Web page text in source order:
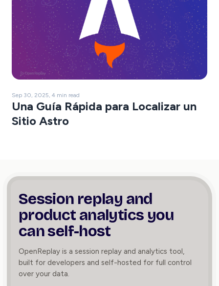
Sep 30, 2025, 4 min read
Una Guía Rápida para Localizar un
Sitio Astro
Session replay and
product analytics you
can self-host
OpenReplay is a session replay and analytics tool,
built for developers and self-hosted for full control
over your data.